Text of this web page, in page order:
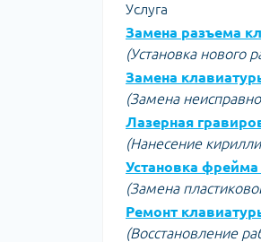
Услуга
Замена разъема
(Установка нового
Замена
(Замена
Лазерная
(Нанесение
Установка
(Замена
Ремонт
(Восстановление